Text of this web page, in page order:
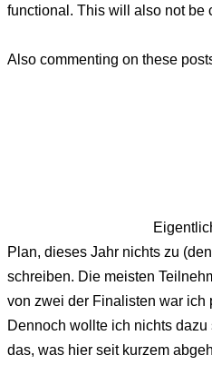
functional. This will also not be
Also commenting on these
Plan, dieses Jahr nichts zu
schreiben. Die meisten
von zwei der Finalisten war ich
Dennoch wollte ich nichts
das, was hier seit kurzem